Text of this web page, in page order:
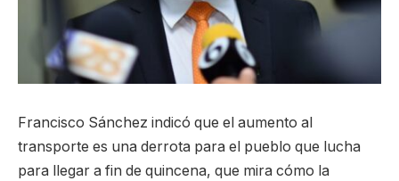
Francisco Sánchez indicó que el aumento al
transporte es una derrota para el pueblo que lucha
para llegar a fin de quincena, que mira cómo la